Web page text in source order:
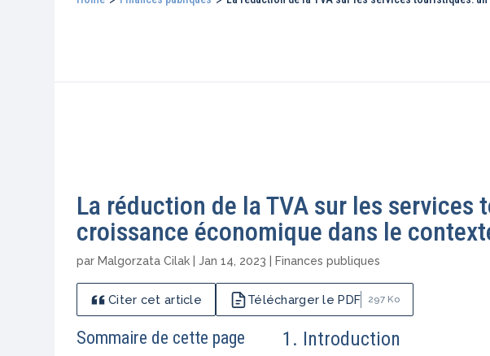
La réduction de la TVA sur les
croissance économique dans le
par Malgorzata Cilak |Jan 14, 2023 Finances publiques
Citer cet article Télécharger le PDF 297 Ko
Sommaire de cette page 1. Introduction